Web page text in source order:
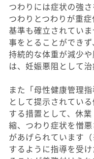
つわりには症状の強
つわりとつわりが重
基準も確立されてい
事をとることができず
持続的な体重が減少
は、妊娠悪阻として治
また「母性健康管理
として提示されてい
する措置として、休
縮、つわり症状を憎
があげられています
するように指導を受